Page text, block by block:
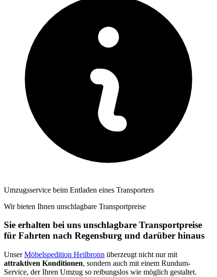
Umzugsservice beim Entladen eines Transporters
Wir bieten Ihnen unschlagbare Transportpreise
Sie erhalten bei uns unschlagbare Transportpreise
für Fahrten nach Regensburg und darüber hinaus
UnserMöbelspedition Heilbronn überzeugt nicht nur mit
attraktiven Konditionen, sondern auch mit einem Rundum-
Service, der Ihren Umzug so reibungslos wie möglich gestaltet.